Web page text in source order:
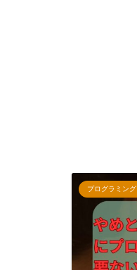
プログラミング